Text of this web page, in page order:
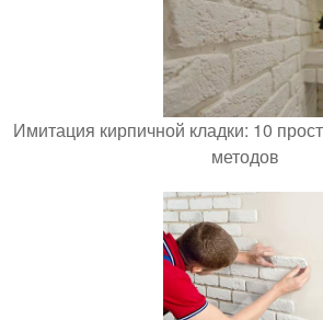
Имитация кирпичной кладки: 10
методов